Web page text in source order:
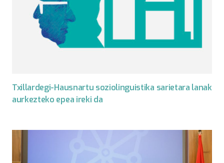
Txillardegi-Hausnartu soziolinguistika sarietara lanak
aurkezteko epea ireki da